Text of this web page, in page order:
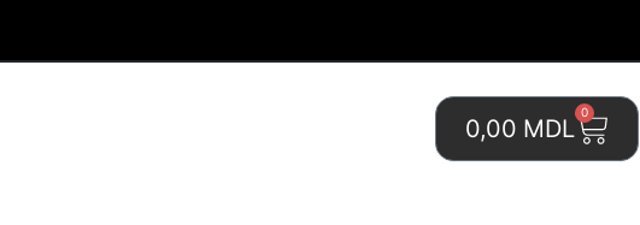
0,00 MDL
0